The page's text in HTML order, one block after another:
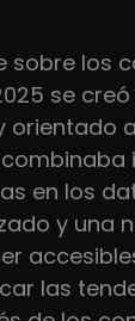
sobre los
se
orientado
en los
y una
las